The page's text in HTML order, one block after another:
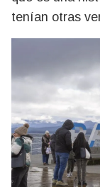
tenían otras